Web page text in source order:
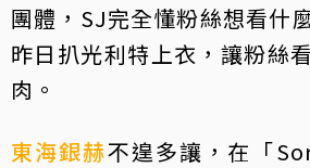
團體，SJ完全懂粉絲想看什
昨日扒光利特上衣，讓粉絲
肉。
東海銀赫不遑多讓，在「